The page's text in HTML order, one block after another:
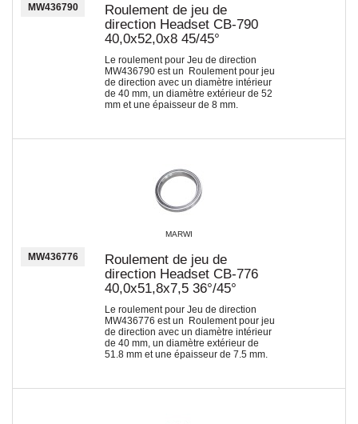
MW436790
Roulement de jeu de
direction Headset CB-790
40,0x52,0x8 45/45°
Le roulement pour Jeu de direction
MW436790 est un Roulement pour jeu
de direction avec un diamètre intérieur
de 40 mm, un diamètre extérieur de 52
mm et une épaisseur de 8 mm.
MARWI
MW436776
Roulement de jeu de
direction Headset CB-776
40,0x51,8x7,5 36°/45°
Le roulement pour Jeu de direction
MW436776 est un Roulement pour jeu
de direction avec un diamètre intérieur
de 40 mm, un diamètre extérieur de
51.8 mm et une épaisseur de 7.5 mm.